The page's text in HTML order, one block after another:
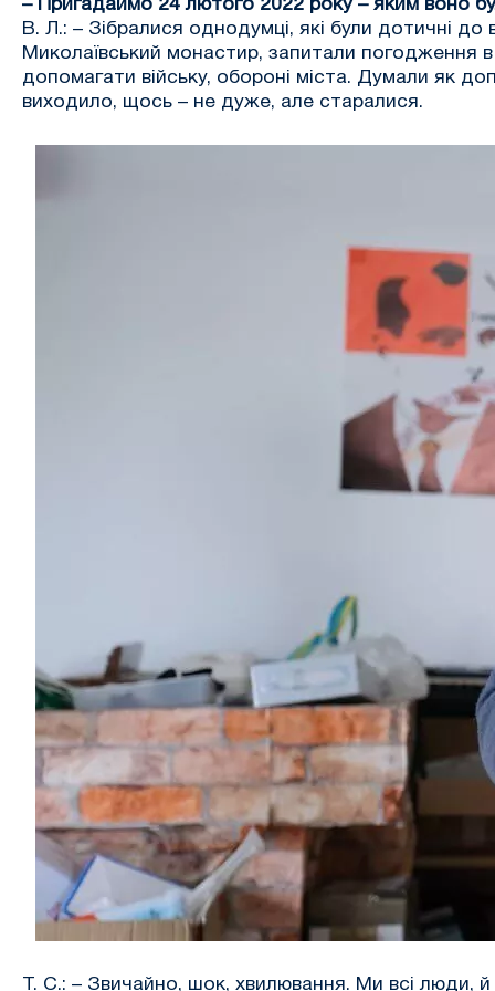
– Пригадаймо 24 лютого 2022 року – яким воно
В. Л.: – Зібралися однодумці, які були дотичні
Миколаївський монастир, запитали погодження
допомагати війську, обороні міста. Думали як
виходило, щось – не дуже, але старалися.
Т. С.: – Звичайно, шок, хвилювання. Ми всі люди,